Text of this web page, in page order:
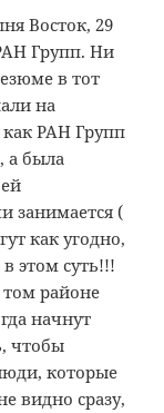
Восток, 29
Групп. Ни
в тот
на
как РАН Групп
а была
занимается (
как угодно,
этом суть!!!
том районе
начнут
чтобы
которые
видно сразу,